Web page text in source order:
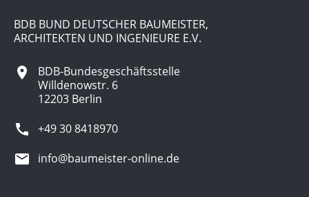
BDB BUND DEUTSCHER BAUMEISTER,
ARCHITEKTEN UND INGENIEURE E.V.
BDB-Bundesgeschäftsstelle
Willdenowstr. 6
12203 Berlin
+49 30 8418970
info@baumeister-online.de